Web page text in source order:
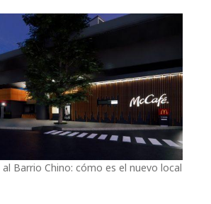
al Barrio Chino: cómo es el nuevo local